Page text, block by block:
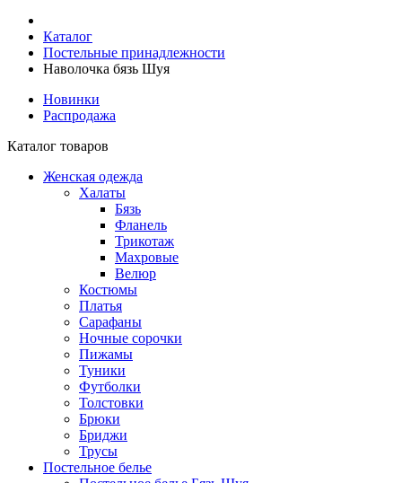
Каталог
Постельные принадлежности
Наволочка бязь Шуя
Новинки
Распродажа
Каталог товаров
Женская одежда
Халаты
Бязь
Фланель
Трикотаж
Махровые
Велюр
Костюмы
Платья
Сарафаны
Ночные сорочки
Пижамы
Туники
Футболки
Толстовки
Брюки
Бриджи
Трусы
Постельное белье